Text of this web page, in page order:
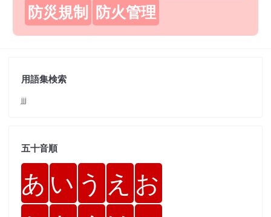
防災規制 防火管理
用語集検索
jjj
五十音順
あ い う え お